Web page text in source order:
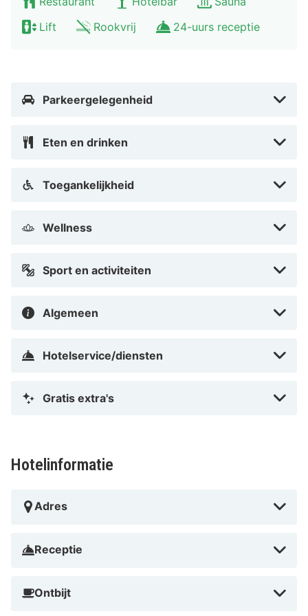
Lift
Rookvrij 24-uurs receptie
Parkeergelegenheid
Eten en drinken
Toegankelijkheid
Wellness
Sport en activiteiten
Algemeen
Hotelservice/diensten
Gratis extra's
Hotelinformatie
Adres
Receptie
Ontbijt